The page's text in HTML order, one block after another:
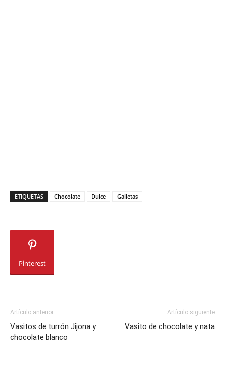
ETIQUETAS Chocolate Dulce Galletas
Pinterest
Artículo anterior
Vasitos de turrón Jijona y
chocolate blanco
Artículo siguiente
Vasito de chocolate y nata